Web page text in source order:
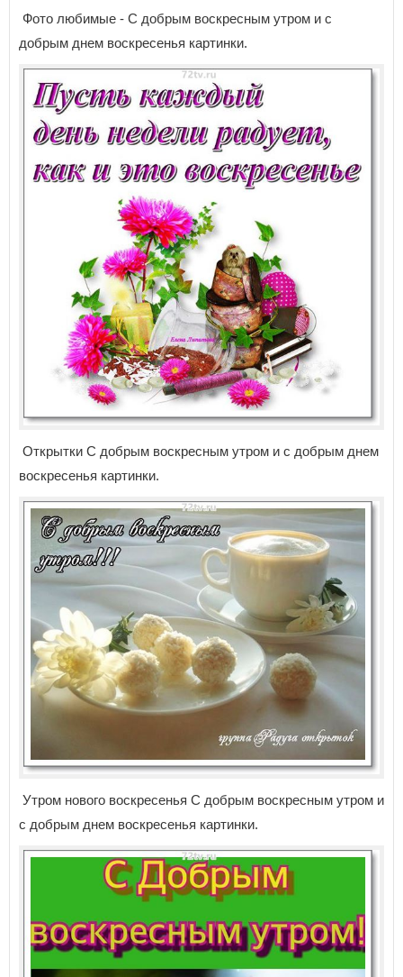
Фото любимые - С добрым воскресным утром и с
добрым днем воскресенья картинки.
Открытки С добрым воскресным утром и с добрым днем
воскресенья картинки.
Утром нового воскресенья С добрым воскресным утром и
с добрым днем воскресенья картинки.